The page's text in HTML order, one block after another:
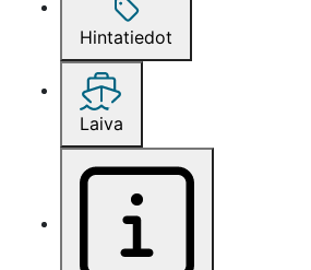
Hintatiedot
Laiva